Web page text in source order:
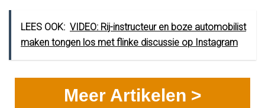
LEES OOK: VIDEO: Rij-instructeur en boze automobilist
maken tongen los met flinke discussie op Instagram
Meer Artikelen >